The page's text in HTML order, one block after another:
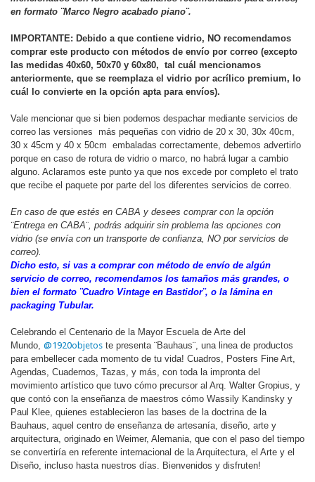
en formato ¨Marco Negro acabado piano¨.
IMPORTANTE: Debido a que contiene vidrio, NO recomendamos
comprar este producto con métodos de envío por correo (excepto
las medidas 40x60, 50x70 y 60x80, tal cuál mencionamos
anteriormente, que se reemplaza el vidrio por acrílico premium, lo
cuál lo convierte en la opción apta para envíos).
Vale mencionar que si bien podemos despachar mediante servicios de
correo las versiones más pequeñas con vidrio de 20 x 30, 30x 40cm,
30 x 45cm y 40 x 50cm embaladas correctamente, debemos advertirlo
porque en caso de rotura de vidrio o marco, no habrá lugar a cambio
alguno. Aclaramos este punto ya que nos excede por completo el trato
que recibe el paquete por parte del los diferentes servicios de correo.
En caso de que estés en CABA y desees comprar con la opción
¨Entrega en CABA¨ , podrás adquirir sin problema las opciones con
vidrio (se envía con un transporte de confianza, NO por servicios de
correo).
Dicho esto, si vas a comprar con método de envío de algún
servicio de correo, recomendamos los tamaños más grandes, o
bien el formato ¨Cuadro Vintage en Bastidor¨, o la lámina en
packaging Tubular.
Celebrando el Centenario de la Mayor Escuela de Arte del
Mundo, @1920objetos te presenta ¨Bauhaus¨, una linea de productos
para embellecer cada momento de tu vida! Cuadros, Posters Fine Art,
Agendas, Cuadernos, Tazas, y más, con toda la impronta del
movimiento artístico que tuvo cómo precursor al Arq. Walter Gropius, y
que contó con la enseñanza de maestros cómo Wassily Kandinsky y
Paul Klee, quienes establecieron las bases de la doctrina de la
Bauhaus, aquel centro de enseñanza de artesanía, diseño, arte y
arquitectura, originado en Weimer, Alemania, que con el paso del tiempo
se convertiría en referente internacional de la Arquitectura, el Arte y el
Diseño, incluso hasta nuestros días. Bienvenidos y disfruten!